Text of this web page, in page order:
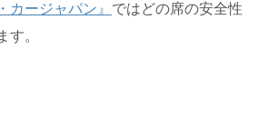
カージャパン』 ではどの席の安全性
す。